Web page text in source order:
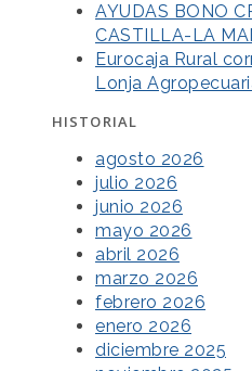
AYUDAS BONO
CASTILLA-LA
Eurocaja Rural
Lonja
HISTORIAL
agosto 2026
julio 2026
junio 2026
mayo 2026
abril 2026
marzo 2026
febrero 2026
enero 2026
diciembre 2025